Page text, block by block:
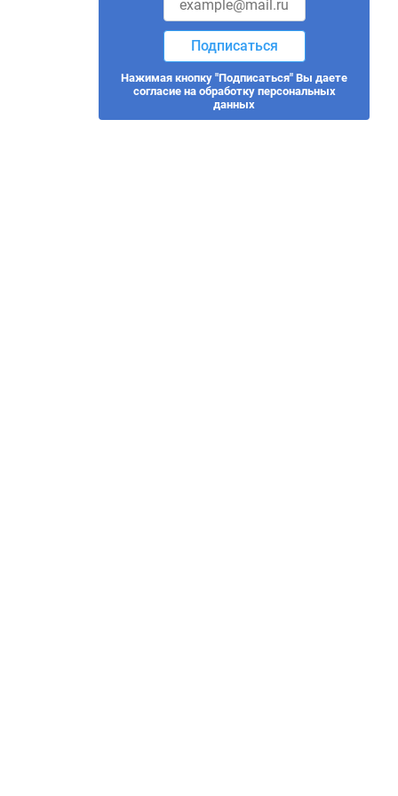
Подписаться
Нажимая кнопку "Подписаться" Вы даете
согласие на обработку персональных
данных